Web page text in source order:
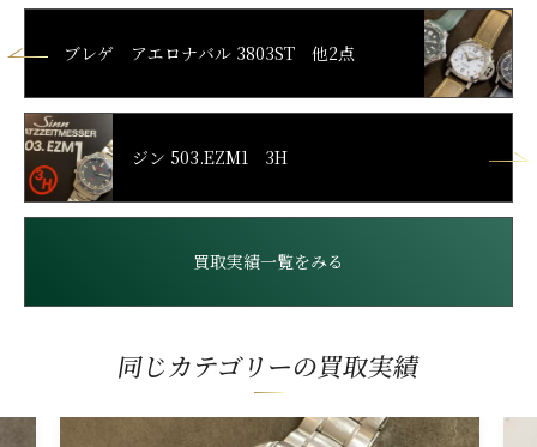
ブレゲ アエロナバル 3803ST 他2点
買取実績一覧をみる
ジン 503.EZM1 3H
同じカテゴリーの買取実績